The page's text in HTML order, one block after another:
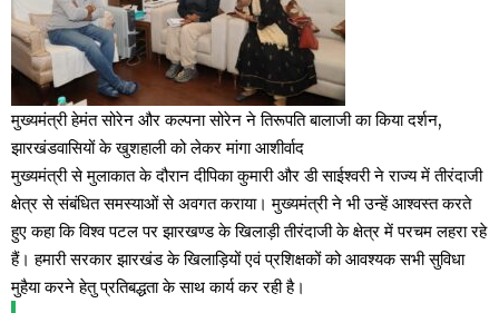
मुख्यमंत्री हेमंत सोरेन और कल्पना सोरेन ने तिरूपति बालाजी का किया दर्शन,
झारखंडवासियों के खुशहाली को लेकर मांगा आशीर्वाद
मुख्यमंत्री से मुलाकात के दौरान दीपिका कुमारी और डी साईश्वरी ने राज्य में तीरंदाजी
क्षेत्र से संबंधित समस्याओं से अवगत कराया। मुख्यमंत्री ने भी उन्हें आश्वस्त करते
हुए कहा कि विश्व पटल पर झारखण्ड के खिलाड़ी तीरंदाजी के क्षेत्र में परचम लहरा रहे
हैं। हमारी सरकार झारखंड के खिलाड़ियों एवं प्रशिक्षकों को आवश्यक सभी सुविधा
मुहैया करने हेतु प्रतिबद्धता के साथ कार्य कर रही है।